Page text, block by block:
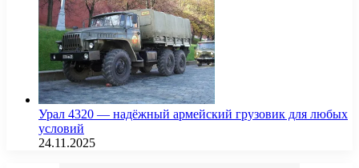
Урал 4320 — надёжный армейский грузовик для любых
условий
24.11.2025